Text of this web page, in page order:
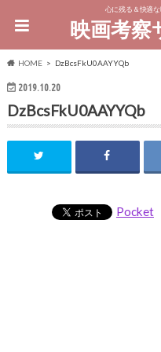
心に残る＆快適
映画考察
HOME DzBcsFkU0AAYYQb
2019.10.20
DzBcsFkU0AAYYQb
Pocket